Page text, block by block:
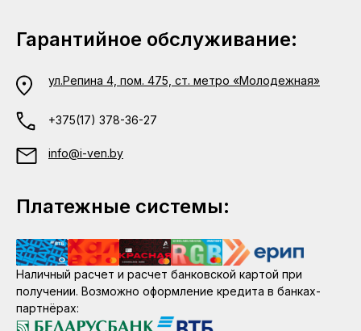
Гарантийное обслуживание:
ул.Репина 4, пом. 475, ст. метро «Молодежная»
+375(17) 378-36-27
info@i-ven.by
Платежные системы:
Наличный расчет и расчет банковской картой при
получении. Возможно оформление кредита в банках-
партнёрах: